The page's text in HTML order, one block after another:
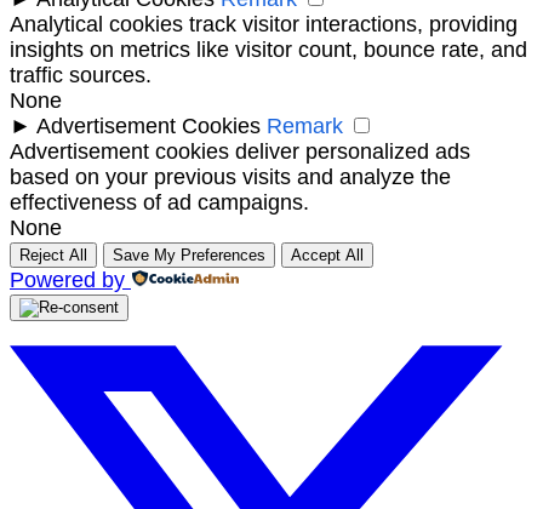
Analytical cookies track visitor interactions, providing
insights on metrics like visitor count, bounce rate, and
traffic sources.
None
► Advertisement Cookies Remark
Advertisement cookies deliver personalized ads
based on your previous visits and analyze the
effectiveness of ad campaigns.
None
Reject All Save My Preferences Accept All
Powered by